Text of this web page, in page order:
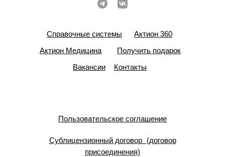
Справочные системы
Актион 360
Актион Медицина
Получить подарок
Вакансии
Контакты
Пользовательское соглашение
Сублицензионный договор (договор
присоединения)